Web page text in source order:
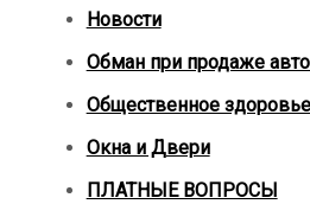
Новости
Обман при продаже
Общественное здоровье
Окна и Двери
ПЛАТНЫЕ ВОПРОСЫ